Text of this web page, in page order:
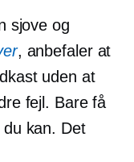
sjove og
, anbefaler at
uden at
fejl. Bare få
kan. Det